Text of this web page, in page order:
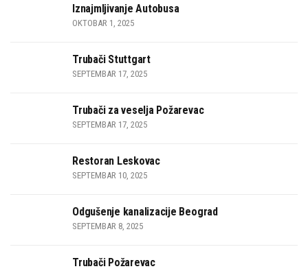
Iznajmljivanje Autobusa
OKTOBAR 1, 2025
Trubači Stuttgart
SEPTEMBAR 17, 2025
Trubači za veselja Požarevac
SEPTEMBAR 17, 2025
Restoran Leskovac
SEPTEMBAR 10, 2025
Odgušenje kanalizacije Beograd
SEPTEMBAR 8, 2025
Trubači Požarevac